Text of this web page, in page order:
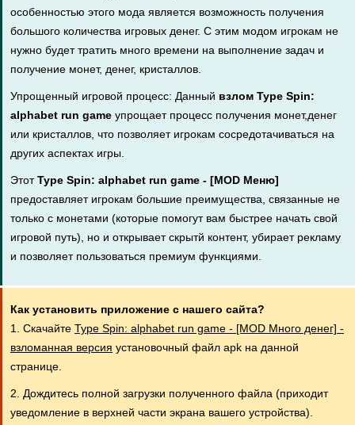
особенностью этого мода является возможность получения
большого количества игровых денег. С этим модом игрокам не
нужно будет тратить много времени на выполнение задач и
получение монет, денег, кристаллов.
Упрощенный игровой процесс: Данный взлом Type Spin:
alphabet run game упрощает процесс получения монет,денег
или кристаллов, что позволяет игрокам сосредотачиваться на
других аспектах игры.
ЭтотType Spin: alphabet run game - [MOD Меню]
предоставляет игрокам большие преимущества, связанные не
только с монетами (которые помогут вам быстрее начать свой
игровой путь), но и открывает скрытй контент, убирает рекламу
и позволяет пользоваться премиум функциями.
Как установить приложение с нашего сайта?
1. Скачайте Type Spin: alphabet run game - [MOD Много денег] -
взломанная версия установочный файл apk на данной
странице.
2. Дождитесь полной загрузки полученного файла (приходит
уведомление в верхней части экрана вашего устройства).